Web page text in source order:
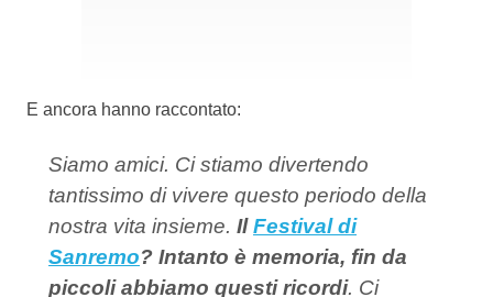
E ancora hanno raccontato:
Siamo amici. Ci stiamo divertendo
tantissimo di vivere questo periodo della
nostra vita insieme. IlFestival di
Sanremo? Intanto è memoria, fin da
piccoli abbiamo questi ricordi. Ci